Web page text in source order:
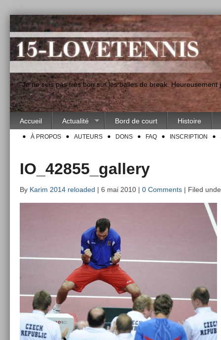
"Je ne suis pas très bon sur les balles de break.
Accueil Actualité Bord de court Histoire
À PROPOS AUTEURS DONS FAQ INSCRIPTION
IO_42855_gallery
By Karim 2014 reloaded | 6 mai 2010 | 0 Comments | Filed